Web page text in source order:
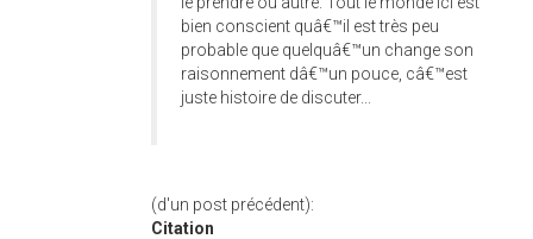
bien conscient quâ€™il est très peu
probable que quelquâ€™un change son
raisonnement dâ€™un pouce, câ€™est
juste histoire de discuter...
(d'un post précédent):
Citation